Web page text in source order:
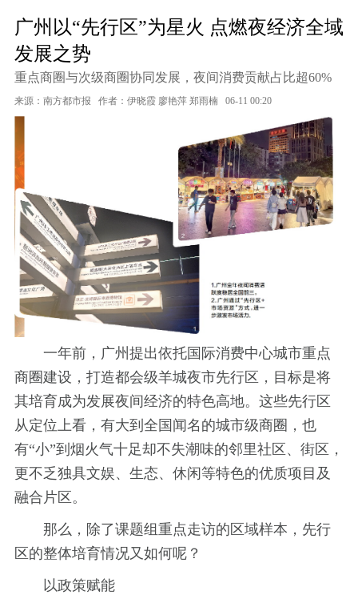
广州以“先行区”为星火 点燃夜经济全域
发展之势
重点商圈与次级商圈协同发展，夜间消费贡献占比超60%
来源：南方都市报 作者：伊晓霞 廖艳萍 郑雨楠 06-11 00:20
一年前，广州提出依托国际消费中心城市重点
商圈建设，打造都会级羊城夜市先行区，目标是将
其培育成为发展夜间经济的特色高地。这些先行区
从定位上看，有大到全国闻名的城市级商圈，也
有“小”到烟火气十足却不失潮味的邻里社区、街区，
更不乏独具文娱、生态、休闲等特色的优质项目及
融合片区。
那么，除了课题组重点走访的区域样本，先行
区的整体培育情况又如何呢？
以政策赋能